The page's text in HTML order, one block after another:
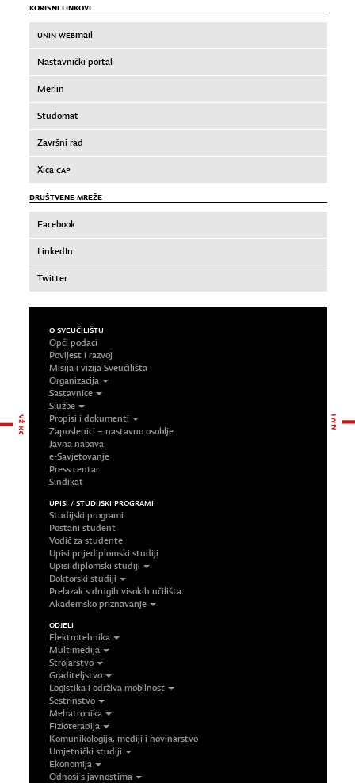
KORISNI LINKOVI
UNIN WEBmail
Nastavnički portal
Merlin
Studomat
Završni rad
Xica CAP
DRUŠTVENE MREŽE
Facebook
LinkedIn
Twitter
O SVEUČILIŠTU
Opći podaci
Povijest i razvoj
Misija i vizija Sveučilišta
Organizacija
Sastavnice
Službe
Propisi i dokumenti
Zaposlenici – nastavno osoblje
Javna nabava
e-Savjetovanje
Press centar
Sindikat
UPISI / STUDIJSKI PROGRAMI
Studijski programi
Postani student
Vodič za studente
Upisi prijediplomski studiji
Upisi diplomski studiji
Doktorski studiji
Prelazak s drugih visokih učilišta
Akademsko priznavanje
ODJELI
Elektrotehnika
Multimedija
Strojarstvo
Graditeljstvo
Logistika i održiva mobilnost
Sestrinstvo
Mehatronika
Fizioterapija
Komunikologija, mediji i novinarstvo
Umjetnički studiji
Ekonomija
Odnosi s javnostima